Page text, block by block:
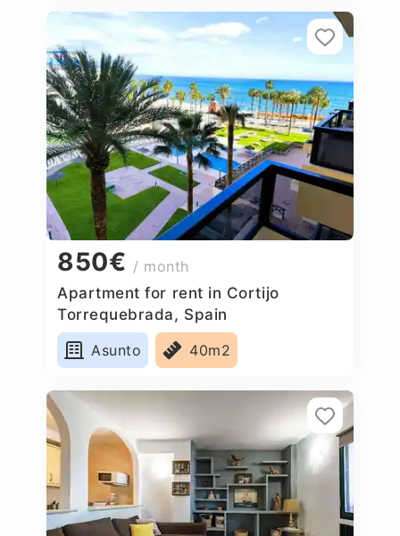
850€ / month
Apartment for rent in Cortijo
Torrequebrada, Spain
Asunto
40m2